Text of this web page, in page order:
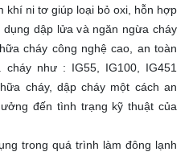
khí ni tơ giúp loại bỏ oxi, hỗn hợp
dập lửa và ngăn ngừa cháy
cháy công nghệ cao, an toàn
như : IG55, IG100, IG451
cháy, dập cháy một cách an
đến tình trạng kỹ thuật của
trong quá trình làm đông lạnh